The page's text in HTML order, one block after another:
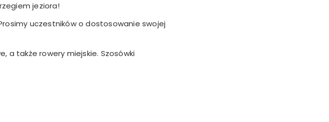
jeziora!
uczestników o dostosowanie swojej
a także rowery miejskie. Szosówki